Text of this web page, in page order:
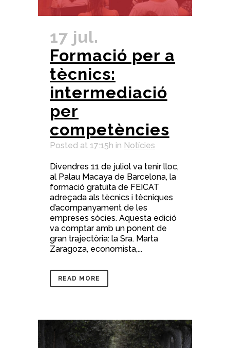
17 jul.
Formació per a
tècnics:
intermediació
per
competències
Posted at 17:15h in Notícies
Divendres 11 de juliol va tenir lloc,
al Palau Macaya de Barcelona, la
formació gratuïta de FEICAT
adreçada als tècnics i tècniques
d’acompanyament de les
empreses sòcies. Aquesta edició
va comptar amb un ponent de
gran trajectòria: la Sra. Marta
Zaragoza, economista,...
READ MORE